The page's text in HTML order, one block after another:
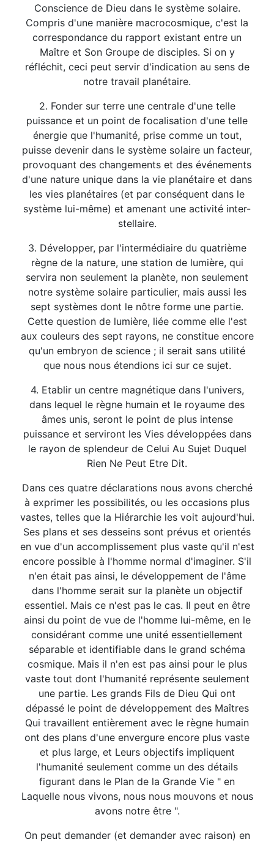
Conscience de Dieu dans le système solaire.
Compris d'une manière macrocosmique, c'est la
correspondance du rapport existant entre un
Maître et Son Groupe de disciples. Si on y
réfléchit, ceci peut servir d'indication au sens de
notre travail planétaire.
2. Fonder sur terre une centrale d'une telle
puissance et un point de focalisation d'une telle
énergie que l'humanité, prise comme un tout,
puisse devenir dans le système solaire un facteur,
provoquant des changements et des événements
d'une nature unique dans la vie planétaire et dans
les vies planétaires (et par conséquent dans le
système lui-même) et amenant une activité inter-
stellaire.
3. Développer, par l'intermédiaire du quatrième
règne de la nature, une station de lumière, qui
servira non seulement la planète, non seulement
notre système solaire particulier, mais aussi les
sept systèmes dont le nôtre forme une partie.
Cette question de lumière, liée comme elle l'est
aux couleurs des sept rayons, ne constitue encore
qu'un embryon de science ; il serait sans utilité
que nous nous étendions ici sur ce sujet.
4. Etablir un centre magnétique dans l'univers,
dans lequel le règne humain et le royaume des
âmes unis, seront le point de plus intense
puissance et serviront les Vies développées dans
le rayon de splendeur de Celui Au Sujet Duquel
Rien Ne Peut Etre Dit.
Dans ces quatre déclarations nous avons cherché
à exprimer les possibilités, ou les occasions plus
vastes, telles que la Hiérarchie les voit aujourd'hui.
Ses plans et ses desseins sont prévus et orientés
en vue d'un accomplissement plus vaste qu'il n'est
encore possible à l'homme normal d'imaginer. S'il
n'en était pas ainsi, le développement de l'âme
dans l'homme serait sur la planète un objectif
essentiel. Mais ce n'est pas le cas. Il peut en être
ainsi du point de vue de l'homme lui-même, en le
considérant comme une unité essentiellement
séparable et identifiable dans le grand schéma
cosmique. Mais il n'en est pas ainsi pour le plus
vaste tout dont l'humanité représente seulement
une partie. Les grands Fils de Dieu Qui ont
dépassé le point de développement des Maîtres
Qui travaillent entièrement avec le règne humain
ont des plans d'une envergure encore plus vaste
et plus large, et Leurs objectifs impliquent
l'humanité seulement comme un des détails
figurant dans le Plan de la Grande Vie " en
Laquelle nous vivons, nous nous mouvons et nous
avons notre être ".
On peut demander (et demander avec raison) en